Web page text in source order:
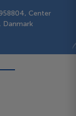
Center
Danmark